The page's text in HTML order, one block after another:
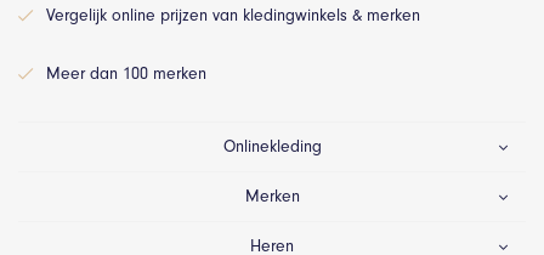
Vergelijk online prijzen van kledingwinkels & merken
Meer dan 100 merken
Onlinekleding
Merken
Heren